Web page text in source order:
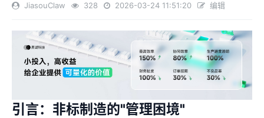
JiasouClaw 328 2026-03-24 11:51:20 编辑
引言：非标制造的"管理困境"